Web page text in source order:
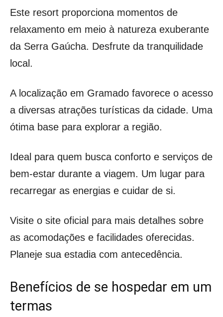
Este resort proporciona momentos de
relaxamento em meio à natureza exuberante
da Serra Gaúcha. Desfrute da tranquilidade
local.
A localização em Gramado favorece o acesso
a diversas atrações turísticas da cidade. Uma
ótima base para explorar a região.
Ideal para quem busca conforto e serviços de
bem-estar durante a viagem. Um lugar para
recarregar as energias e cuidar de si.
Visite o site oficial para mais detalhes sobre
as acomodações e facilidades oferecidas.
Planeje sua estadia com antecedência.
Benefícios de se hospedar em um
termas